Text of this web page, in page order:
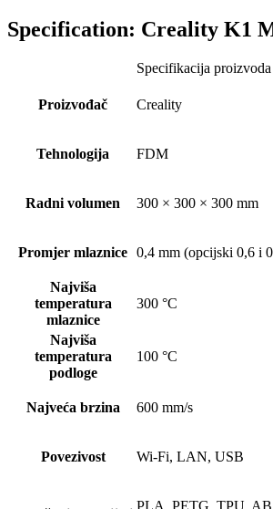
Specification: Creality K1
Specifikacija proizvoda
Proizvođač Creality
Tehnologija FDM
Radni volumen 300 × 300 × 300 mm
Promjer mlaznice 0,4 mm (opcijski 0,6 i
Najviša
temperatura
mlaznice
300 °C
Najviša
temperatura
podloge
100 °C
Najveća brzina 600 mm/s
Povezivost Wi-Fi, LAN, USB